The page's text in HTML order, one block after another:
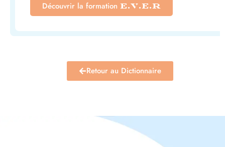
Découvrir la formation E.V.E.R
Retour au Dictionnaire